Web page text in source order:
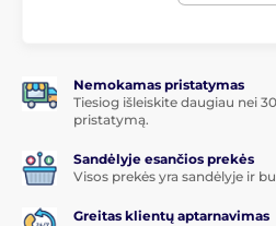
Nemokamas pristatymas
Tiesiog išleiskite daugiau nei
pristatymą.
Sandėlyje esančios prekės
Visos prekės yra sandėlyje ir
Greitas klientų aptarnavimas